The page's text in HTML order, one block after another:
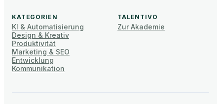
KATEGORIEN
KI & Automatisierung
Design & Kreativ
Produktivität
Marketing & SEO
Entwicklung
Kommunikation
TALENTIVO
Zur Akademie